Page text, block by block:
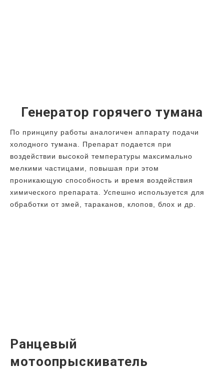
Генератор горячего тумана
По принципу работы аналогичен аппарату подачи
холодного тумана. Препарат подается при
воздействии высокой температуры максимально
мелкими частицами, повышая при этом
проникающую способность и время воздействия
химического препарата. Успешно используется для
обработки от змей, тараканов, клопов, блох и др.
Ранцевый
мотоопрыскиватель